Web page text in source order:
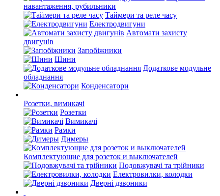
навантаження, рубильники
Таймери та реле часу
Електродвигуни
Автомати захисту
двигунів
Запобіжники
Шини
Додаткове модульне
обладнання
Конденсатори
Розетки, вимикачі
Розетки
Вимикачі
Рамки
Димеры
Комплектующие для розеток и выключателей
Подовжувачі та трійники
Електровилки, колодки
Дверні дзвоники